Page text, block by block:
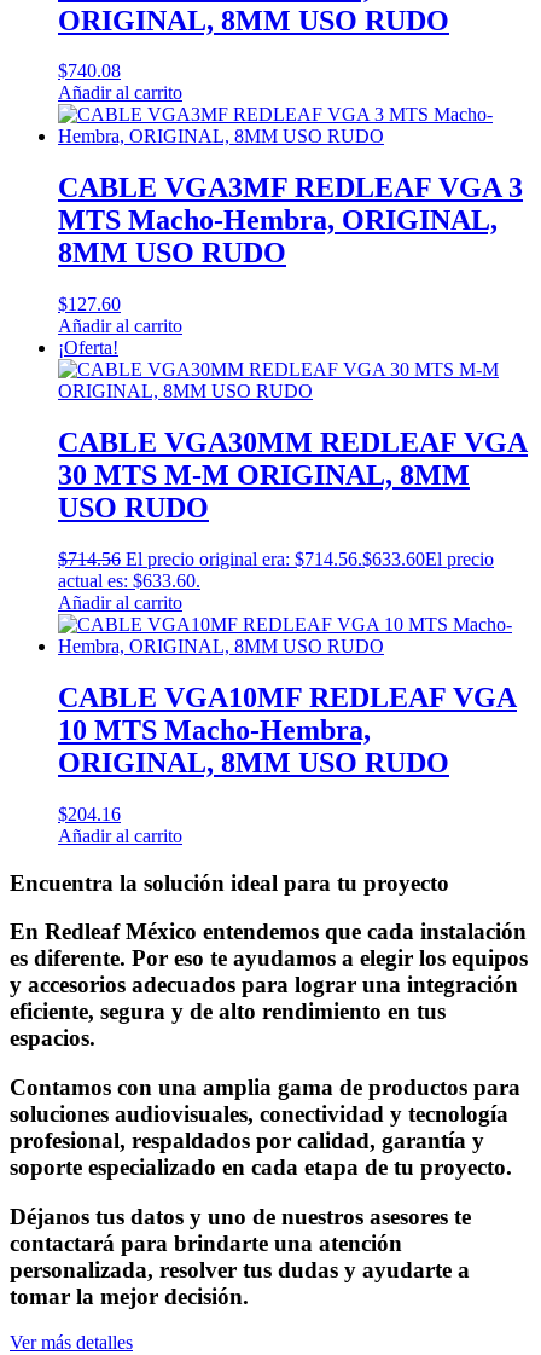
ORIGINAL, 8MM USO RUDO
$740.08
Añadir al carrito
CABLE VGA3MF REDLEAF VGA 3
MTS Macho-Hembra, ORIGINAL,
8MM USO RUDO
$127.60
Añadir al carrito
¡Oferta!
CABLE VGA30MM REDLEAF VGA
30 MTS M-M ORIGINAL, 8MM
USO RUDO
$714.56 El precio original era: $714.56.$633.60El precio
actual es: $633.60.
Añadir al carrito
CABLE VGA10MF REDLEAF VGA
10 MTS Macho-Hembra,
ORIGINAL, 8MM USO RUDO
$204.16
Añadir al carrito
Encuentra la solución ideal para tu proyecto
En Redleaf México entendemos que cada instalación
es diferente. Por eso te ayudamos a elegir los equipos
y accesorios adecuados para lograr una integración
eficiente, segura y de alto rendimiento en tus
espacios.
Contamos con una amplia gama de productos para
soluciones audiovisuales, conectividad y tecnología
profesional, respaldados por calidad, garantía y
soporte especializado en cada etapa de tu proyecto.
Déjanos tus datos y uno de nuestros asesores te
contactará para brindarte una atención
personalizada, resolver tus dudas y ayudarte a
tomar la mejor decisión.
Ver más detalles